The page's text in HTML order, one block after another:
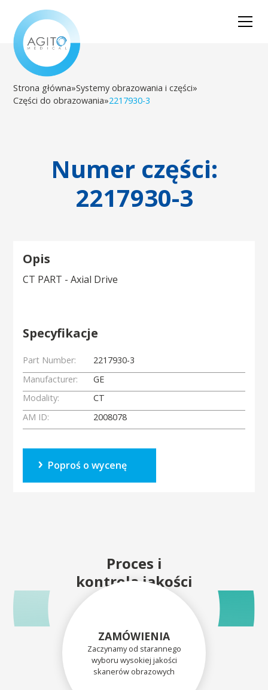
Strona główna»Systemy obrazowania i części»
Części do obrazowania»2217930-3
Numer części:
2217930-3
Opis
CT PART - Axial Drive
Specyfikacje
Part Number:
2217930-3
Manufacturer:
GE
Modality:
CT
AM ID:
2008078
Poproś o wycenę
Proces i
kontrola jakości
ZAMÓWIENIA
Zaczynamy od starannego
wyboru wysokiej jakości
skanerów obrazowych